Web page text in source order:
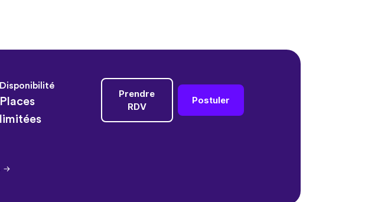
Disponibilité
Places
limitées
Prendre
RDV
Postuler